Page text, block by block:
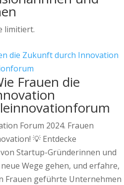
limitiert.
Frauen die
Forum 2024. Frauen
💡 Entdecke
Startup-Gründerinnen und
Wege gehen, und erfahre,
Frauen geführte Unternehmen